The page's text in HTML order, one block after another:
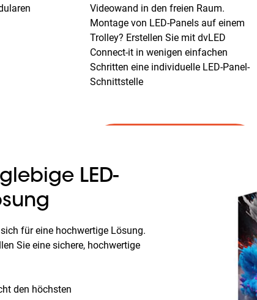
Videowand in den freien Raum.
Montage von LED-Panels auf einem
Trolley? Erstellen Sie mit dvLED
Connect-it in wenigen einfachen
Schritten eine individuelle LED-Panel-
Schnittstelle
LED-
für eine hochwertige Lösung.
Sie eine sichere, hochwertige
den höchsten